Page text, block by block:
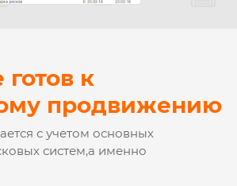
к
продвижению
с учетом основных
систем,а именно